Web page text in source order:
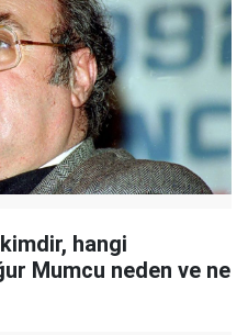
hangi
Mumcu neden ve ne